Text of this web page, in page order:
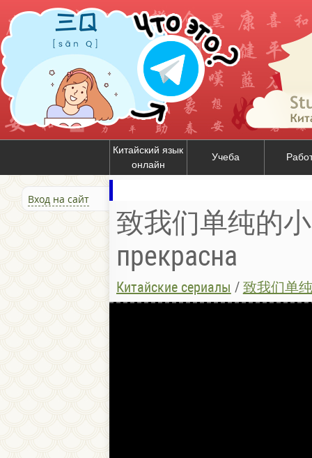
Китайский язык
онлайн
Учеба
Вход на сайт
致我们单纯的
прекрасна
Китайские сериалы / 致我们单